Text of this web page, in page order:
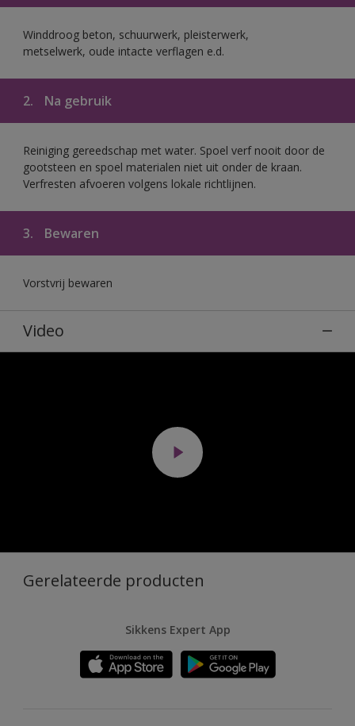
Winddroog beton, schuurwerk, pleisterwerk,
metselwerk, oude intacte verflagen e.d.
2. Na gebruik
Reiniging gereedschap met water. Spoel verf nooit door de
gootsteen en spoel materialen niet uit onder de kraan.
Verfresten afvoeren volgens lokale richtlijnen.
3. Bewaren
Vorstvrij bewaren
Video
Gerelateerde producten
Sikkens Expert App